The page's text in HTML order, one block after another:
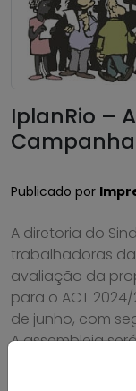
IplanRio –
Publicado por
A diretoria do
trabalhadoras
avaliação da
para o ACT
de junho, com
A assembleia